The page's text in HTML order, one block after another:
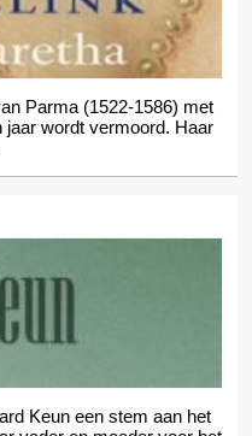
Parma (1522-1586) met
jaar wordt vermoord. Haar
Keun een stem aan het